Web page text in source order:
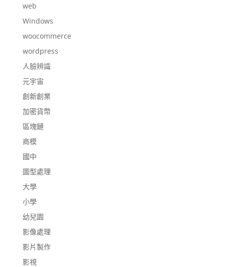
web
Windows
woocommerce
wordpress
人臉辨識
元宇宙
創新創業
加密貨幣
區塊鏈
商模
國中
圖型處理
大學
小學
幼兒園
影像處理
影片製作
影視